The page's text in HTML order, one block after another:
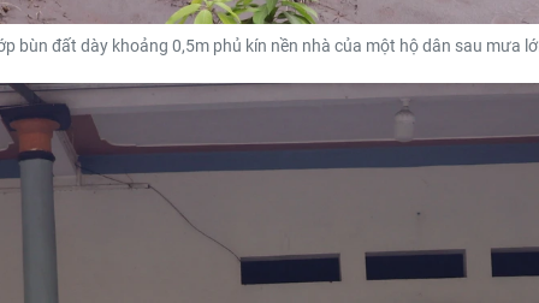
bùn đất dày khoảng 0,5m phủ kín nền nhà của một hộ dân sau mưa